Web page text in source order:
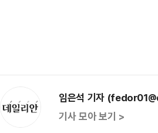
임은석 기자
기사 모아 보기 >